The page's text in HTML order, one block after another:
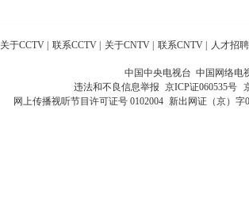
关于CCTV 联系CCTV 关于CNTV 联系CNTV 人才招聘
中国中央电视台 中国网络电
违法和不良信息举报 京ICP证060535号
网上传播视听节目许可证号 0102004 新出网证（京）